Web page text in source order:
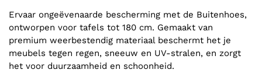
Ervaar ongeëvenaarde bescherming met de Buitenhoes,
ontworpen voor tafels tot 180 cm. Gemaakt van
premium weerbestendig materiaal beschermt het je
meubels tegen regen, sneeuw en UV-stralen, en zorgt
het voor duurzaamheid en schoonheid.